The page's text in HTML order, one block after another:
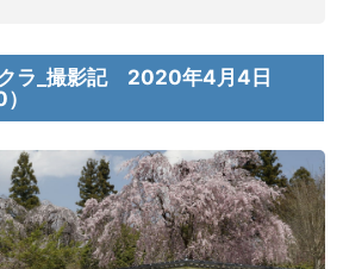
ラ_撮影記 2020年4月4日